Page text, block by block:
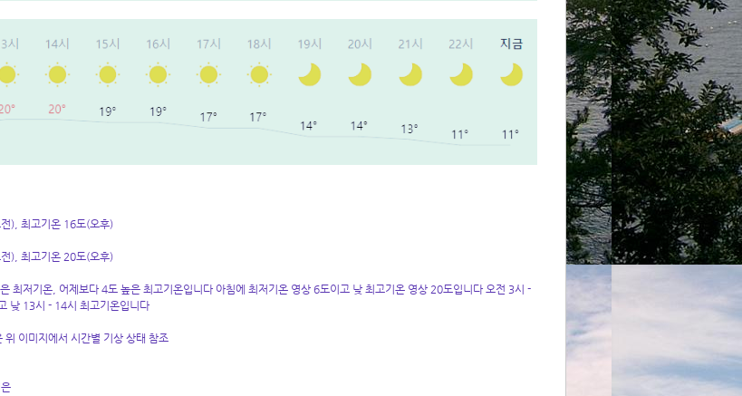
), 최고기온 16도(오후)
), 최고기온 20도(오후)
최저기온, 어제보다 4도 높은 최고기온입니다 아침에 최저기온 영상 6도이고 낮 최고기온 영상 20도입니다 오전 3시 -
낮 13시 - 14시 최고기온입니다
위 이미지에서 시간별 기상 상태 참조